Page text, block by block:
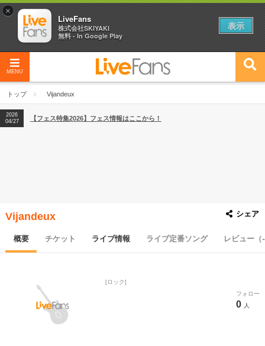
MENU
トップ Vijandeux
2026
04/27
2026
【ライブ動員ランキング】2026年上半期編発表！
2026
04/27
【フェス特集2026】フェス情報はここから！
Vijandeux シェア
概要 チケット ライブ情報 ライブ定番ソング レビュー（
ロック
フォロー
0 人
×
LiveFans
株式会社SKIYAKI
無料 - In Google Play
表示